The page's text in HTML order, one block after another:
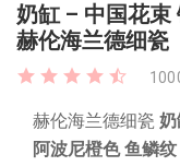
奶缸 – 中国花束
赫伦海兰德细瓷
赫伦海兰德细瓷
阿波尼橙色 鱼鳞